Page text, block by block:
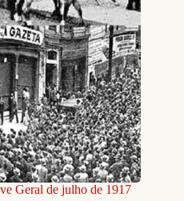
Geral de julho de 1917